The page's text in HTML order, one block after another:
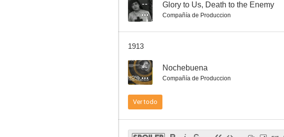
-- Glory to Us, Death to the Enemy
Compañía de Produccion
1913
-- Nochebuena
Compañía de Produccion
Ver todo